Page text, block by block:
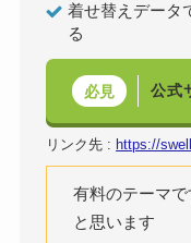
着せ替えデータ
る
必見 公式
リンク先 : https://
有料のテーマ
と思います